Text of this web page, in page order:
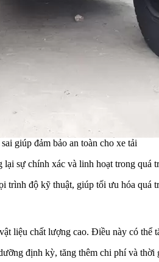
giúp đảm bảo an toàn cho xe tải
sự chính xác và linh hoạt trong quá
trình độ kỹ thuật, giúp tối ưu hóa quá
liệu chất lượng cao. Điều này có thể
định kỳ, tăng thêm chi phí và thời